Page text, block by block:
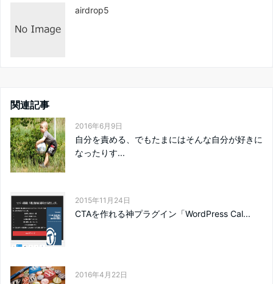
airdrop5
関連記事
2016年6月9日
自分を責める、でもたまにはそんな自分が好きに
なったりす...
2015年11月24日
CTAを作れる神プラグイン「WordPress Cal...
2016年4月22日